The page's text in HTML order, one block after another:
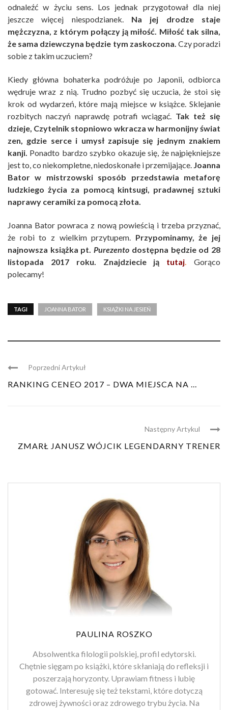
odnaleźć w życiu sens. Los jednak przygotował dla niej
jeszcze więcej niespodzianek. Na jej drodze staje
mężczyzna, z którym połączy ją miłość. Miłość tak silna,
że sama dziewczyna będzie tym zaskoczona. Czy poradzi
sobie z takim uczuciem?
Kiedy główna bohaterka podróżuje po Japonii, odbiorca
wędruje wraz z nią. Trudno pozbyć się uczucia, że stoi się
krok od wydarzeń, które mają miejsce w książce. Sklejanie
rozbitych naczyń naprawdę potrafi wciągać. Tak też się
dzieje, Czytelnik stopniowo wkracza w harmonijny świat
zen, gdzie serce i umysł zapisuje się jednym znakiem
kanji. Ponadto bardzo szybko okazuje się, że najpiękniejsze
jest to, co niekompletne, niedoskonałe i przemijające. Joanna
Bator w mistrzowski sposób przedstawia metaforę
ludzkiego życia za pomocą kintsugi, pradawnej sztuki
naprawy ceramiki za pomocą złota.
Joanna Bator powraca z nową powieścią i trzeba przyznać,
że robi to z wielkim przytupem. Przypominamy, że jej
najnowsza książka pt. Purezento dostępna będzie od 28
listopada 2017 roku. Znajdziecie ją tutaj. Gorąco
polecamy!
TAGI JOANNA BATOR KSIĄŻKI NA JESIEŃ
Poprzedni Artykuł
RANKING CENEO 2017 – DWA MIEJSCA NA ...
Następny Artykul
ZMARŁ JANUSZ WÓJCIK LEGENDARNY TRENER
PAULINA ROSZKO
Absolwentka filologii polskiej, profil edytorski.
Chętnie sięgam po książki, które skłaniają do refleksji i
poszerzają horyzonty. Uprawiam fitness i lubię
gotować. Interesuję się też tekstami, które dotyczą
zdrowej żywności oraz zdrowego trybu życia. Na